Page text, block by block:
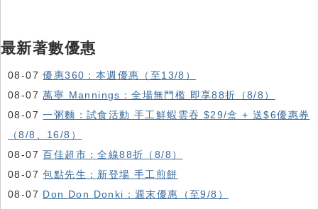
最新著數優惠
08-07優惠360：本週優惠（至13/8）
08-07萬寧 Mannings：全場無門檻 即享88折（8/8）
08-07一粥麵：試食活動 手工鮮蝦雲吞 $29/盒 + 送$6優惠券
（8/8、16/8）
08-07百佳超市：全線88折（8/8）
08-07包點先生：新登場 手工煎餅
08-07 Don Don Donki：週末優惠（至9/8）